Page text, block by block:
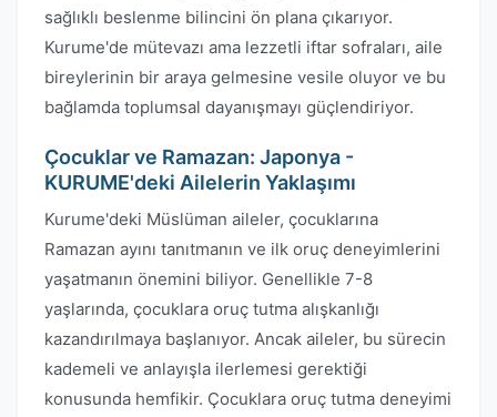
sağlıklı beslenme bilincini ön plana çıkarıyor.
Kurume'de mütevazı ama lezzetli iftar sofraları, aile
bireylerinin bir araya gelmesine vesile oluyor ve bu
bağlamda toplumsal dayanışmayı güçlendiriyor.
Çocuklar ve Ramazan: Japonya -
KURUME'deki Ailelerin Yaklaşımı
Kurume'deki Müslüman aileler, çocuklarına
Ramazan ayını tanıtmanın ve ilk oruç deneyimlerini
yaşatmanın önemini biliyor. Genellikle 7-8
yaşlarında, çocuklara oruç tutma alışkanlığı
kazandırılmaya başlanıyor. Ancak aileler, bu sürecin
kademeli ve anlayışla ilerlemesi gerektiği
konusunda hemfikir. Çocuklara oruç tutma deneyimi